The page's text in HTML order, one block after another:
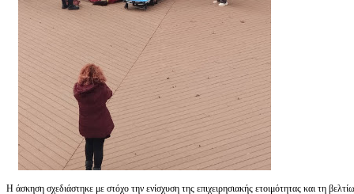
Η άσκηση σχεδιάστηκε με στόχο την ενίσχυση της επιχειρησιακής ετοιμότητας και τη